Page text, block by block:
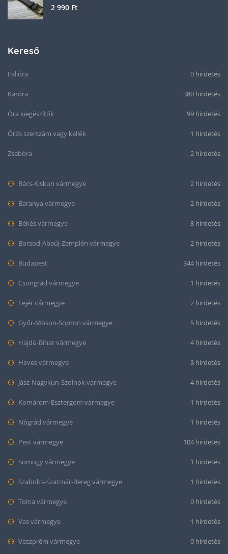
2 990 Ft
Kereső
Falióra 0 hirdetés
Karóra 380 hirdetés
Óra kiegészítők 99 hirdetés
Órás szerszám vagy kellék 1 hirdetés
Zsebóra 2 hirdetés
Bács-Kiskun vármegye 2 hirdetés
Baranya vármegye 2 hirdetés
Békés vármegye 3 hirdetés
Borsod-Abaúj-Zemplén vármegye 2 hirdetés
Budapest 344 hirdetés
Csongrád vármegye 1 hirdetés
Fejér vármegye 2 hirdetés
Győr-Moson-Sopron vármegye 5 hirdetés
Hajdú-Bihar vármegye 4 hirdetés
Heves vármegye 3 hirdetés
Jász-Nagykun-Szolnok vármegye 4 hirdetés
Komárom-Esztergom vármegye 1 hirdetés
Nógrád vármegye 1 hirdetés
Pest vármegye 104 hirdetés
Somogy vármegye 1 hirdetés
Szabolcs-Szatmár-Bereg vármegye 1 hirdetés
Tolna vármegye 0 hirdetés
Vas vármegye 1 hirdetés
Veszprém vármegye 0 hirdetés